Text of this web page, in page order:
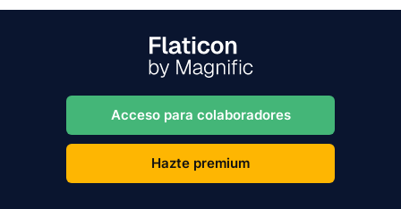
Acceso para colaboradores
Hazte premium